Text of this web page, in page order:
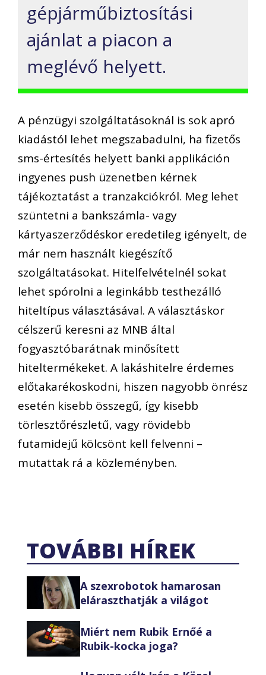
gépjárműbiztosítási
ajánlat a piacon a
meglévő helyett.
A pénzügyi szolgáltatásoknál is sok apró
kiadástól lehet megszabadulni, ha fizetős
sms-értesítés helyett banki applikáción
ingyenes push üzenetben kérnek
tájékoztatást a tranzakciókról. Meg lehet
szüntetni a bankszámla- vagy
kártyaszerződéskor eredetileg igényelt, de
már nem használt kiegészítő
szolgáltatásokat. Hitelfelvételnél sokat
lehet spórolni a leginkább testhezálló
hiteltípus választásával. A választáskor
célszerű keresni az MNB által
fogyasztóbarátnak minősített
hiteltermékeket. A lakáshitelre érdemes
előtakarékoskodni, hiszen nagyobb önrész
esetén kisebb összegű, így kisebb
törlesztőrészletű, vagy rövidebb
futamidejű kölcsönt kell felvenni –
mutattak rá a közleményben.
TOVÁBBI HÍREK
A szexrobotok hamarosan
eláraszthatják a világot
Miért nem Rubik Ernőé a
Rubik-kocka joga?